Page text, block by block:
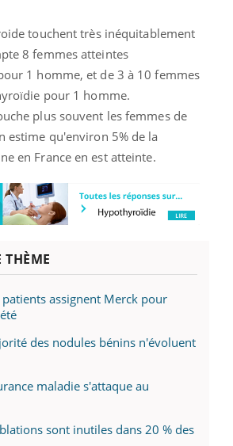
touchent très inéquitablement
8 femmes atteintes
1 homme, et de 3 à 10 femmes
pour 1 homme.
plus souvent les femmes de
estime qu'environ 5% de la
en France en est atteinte.
THÈME
assignent Merck pour
des nodules bénins n'évoluent
maladie s'attaque au
sont inutiles dans 20 % des